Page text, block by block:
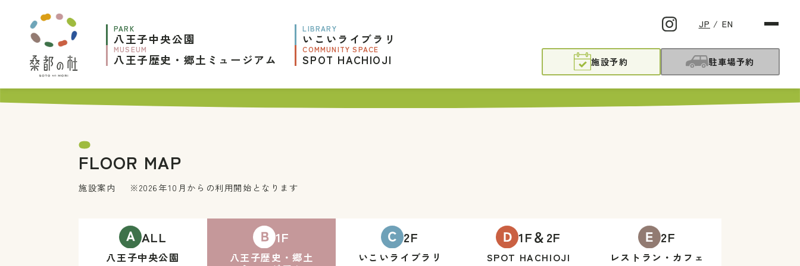
PARK
八王子中央公園
MUSEUM
八王子歴史・郷土ミュージアム
LIBRARY
いこいライブラリ
COMMUNITY SPACE
SPOT HACHIOJI 施設予約 駐車場予約
JP / EN
FLOOR MAP
施設案内 ※2026年10月からの利用開始となります
ALL
八王子中央公園
1F
八王子歴史・郷土
2F
いこいライブラリ
1F＆2F
SPOT HACHIOJI
2F
レストラン ・カフェ